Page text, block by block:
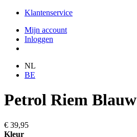
Klantenservice
Mijn account
Inloggen
NL
BE
Petrol Riem Blauw
€ 39,95
Kleur